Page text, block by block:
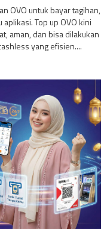
OVO untuk bayar tagihan,
Top up OVO kini
aman, dan bisa dilakukan
yang efisien....